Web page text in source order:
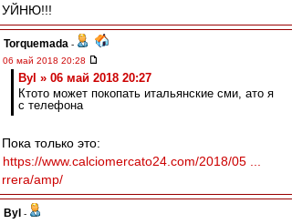
УЙНЮ!!!
Torquemada -
06 май 2018 20:28
Byl » 06 май 2018 20:27
Ктото может покопать итальянские сми, ато я
с телефона
Пока только это:
https://www.calciomercato24.com/2018/05 ...
rrera/amp/
Byl -